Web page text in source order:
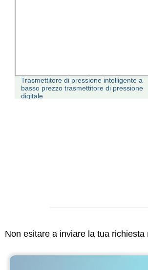
Trasmettitore di pressione intelligente a
basso prezzo trasmettitore di pressione
digitale
Non esitare a inviare la tua